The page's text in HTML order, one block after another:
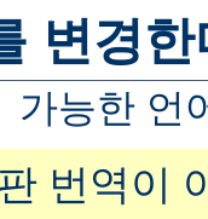
변경한
가능한 언
번역이